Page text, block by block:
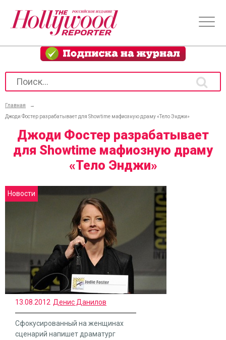
Главная
→
Джоди Фостер разрабатывает для Showtime мафиозную драму «Тело Энджи»
Джоди Фостер разрабатывает
для Showtime мафиозную драму
«Тело Энджи»
Новости
13.08.2012 Денис Данилов
Сфокусированный на женщинах
сценарий напишет драматург